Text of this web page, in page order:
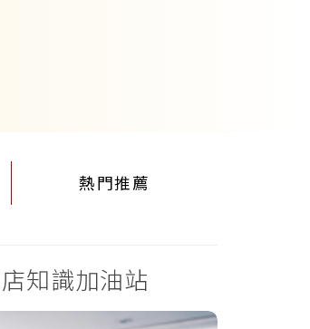
熱門推薦
知識加油站